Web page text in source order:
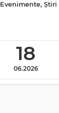
18
06.2026
Evenimente,Știri